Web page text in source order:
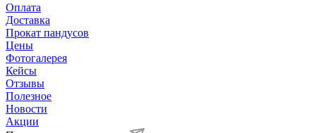
Оплата
Доставка
Прокат пандусов
Цены
Фотогалерея
Кейсы
Отзывы
Полезное
Новости
Акции